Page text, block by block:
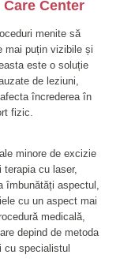
Center
menite să
mai puțin vizibile și
este o soluție
de leziuni,
încrederea în
fizic.
minore de excizie
cu laser,
îmbunătăți aspectul,
cu un aspect mai
medicală,
depind de metoda
cu specialistul